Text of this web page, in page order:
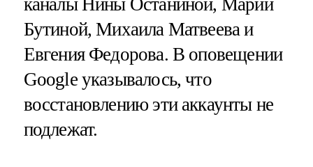
каналы Нины Останиной, Марии
Бутиной, Михаила Матвеева и
Евгения Федорова. В оповещении
Google указывалось, что
восстановлению эти аккаунты не
подлежат.